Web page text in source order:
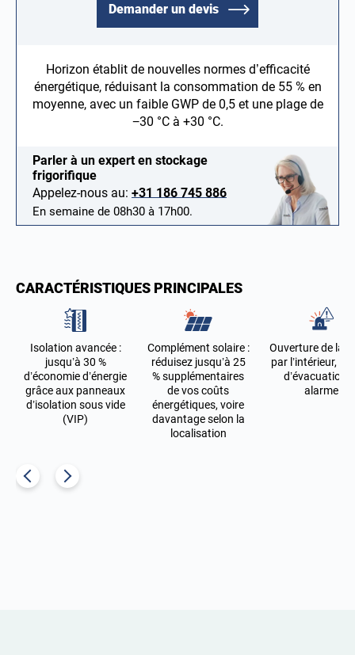
Demander un devis
Horizon établit de nouvelles normes d’efficacité
énergétique, réduisant la consommation de 55 % en
moyenne, avec un faible GWP de 0,5 et une plage de
−30 °C à +30 °C.
Parler à un expert en stockage
frigorifique
Appelez-nous au: +31 186 745 886
En semaine de 08h30 à 17h00.
CARACTÉRISTIQUES PRINCIPALES
Isolation avancée :
jusqu’à 30 %
d’économie d’énergie
grâce aux panneaux
d’isolation sous vide
(VIP)
Complément solaire :
réduisez jusqu’à 25
% supplémentaires
de vos coûts
énergétiques, voire
davantage selon la
localisation
Ouverture de la
par l’intérieur,
d’évacuation
alarme